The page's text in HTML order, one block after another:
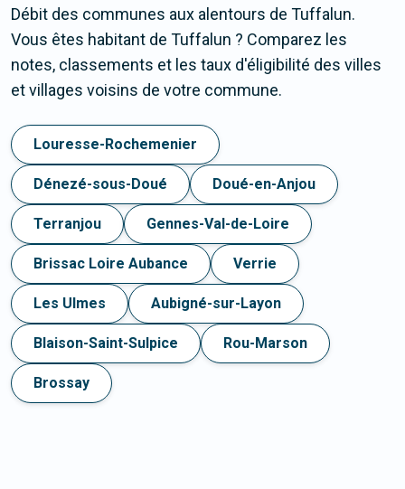
Débit des communes aux alentours de Tuffalun.
Vous êtes habitant de Tuffalun ? Comparez les
notes, classements et les taux d'éligibilité des villes
et villages voisins de votre commune.
Louresse-Rochemenier
Dénezé-sous-Doué Doué-en-Anjou
Terranjou Gennes-Val-de-Loire
Brissac Loire Aubance Verrie
Les Ulmes Aubigné-sur-Layon
Blaison-Saint-Sulpice Rou-Marson
Brossay